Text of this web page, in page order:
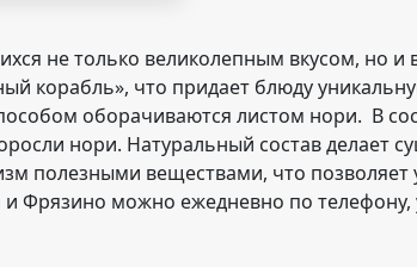
не только великолепным вкусом, но и
корабль», что придает блюду
оборачиваются листом нори. В
нори. Натуральный состав делает
полезными веществами, что позволяет
Фрязино можно ежедневно по телефону,